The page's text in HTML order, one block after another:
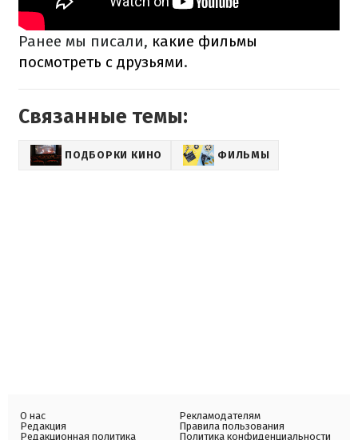
Ранее мы писали, какие фильмы
посмотреть с друзьями.
Связанные темы:
ПОДБОРКИ КИНО ФИЛЬМЫ
О нас
Редакция
Редакционная политика
Рекламодателям
Правила пользования
Политика конфиденциальности